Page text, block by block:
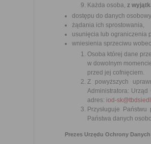
Każda osoba, z
dostępu do danych
żądania ich sprostowania,
usunięcia lub ograniczenia
wniesienia sprzeciwu
Osoba której dane
w dowolnym
przed jej cofnięciem.
Z powyższych
Administratora:
adres: iod-
Przysługuje
Państwa danych
Prezes Urzędu Ochrony